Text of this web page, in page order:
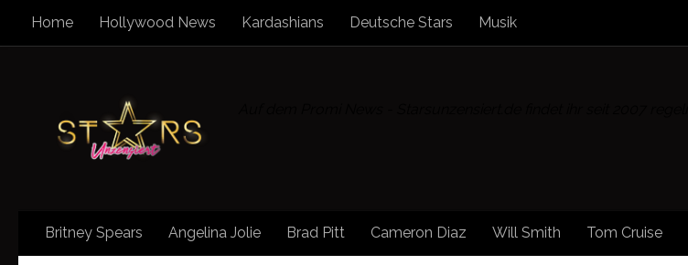
Zum Inhalt springen
Home Hollywood News Kardashians Deutsche Stars Musik
Britney Spears Angelina Jolie Brad Pitt Cameron Diaz Will Smith Tom Cruise
SCHLAGWÖRTER: